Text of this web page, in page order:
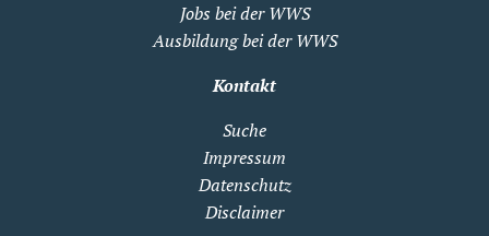
Jobs bei der WWS
Ausbildung bei der WWS
Kontakt
Suche
Impressum
Datenschutz
Disclaimer